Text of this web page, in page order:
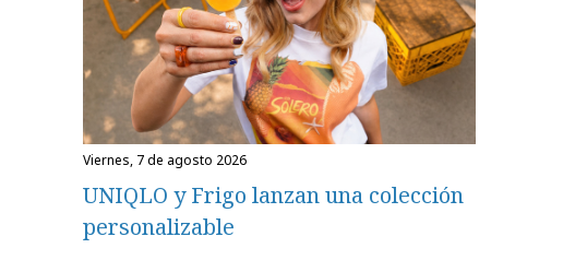
viernes, 7 de agosto 2026
UNIQLO y Frigo lanzan una colección
personalizable